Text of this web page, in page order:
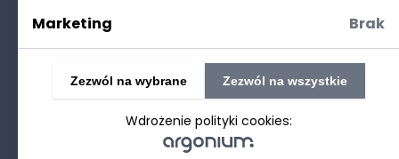
©2025 Realizacjastrony www: Technetium.pl
Marketing Brak
Wdrożenie polityki cookies:
Zezwól na wybrane Zezwól na wszystkie